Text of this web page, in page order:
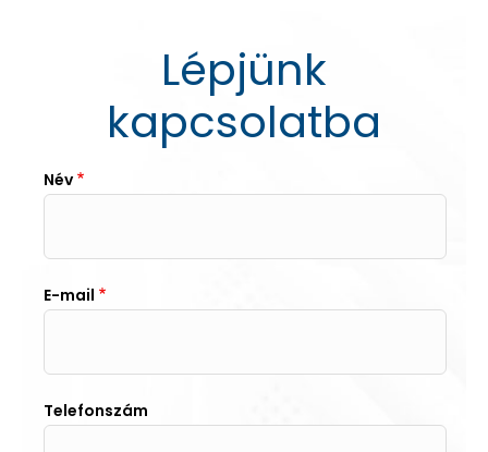
Lépjünk
kapcsolatba
Név
E-mail
Telefonszám